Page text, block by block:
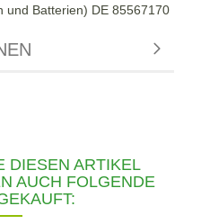
und Batterien) DE 85567170
DIESEN ARTIKEL
AUCH FOLGENDE